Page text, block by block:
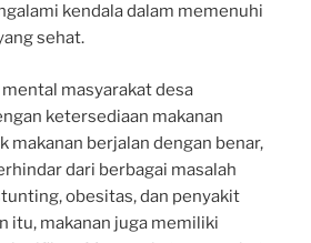
kendala dalam memenuhi
sehat.
masyarakat desa
ketersediaan makanan
makanan berjalan dengan benar,
dari berbagai masalah
obesitas, dan penyakit
itu, makanan juga memiliki